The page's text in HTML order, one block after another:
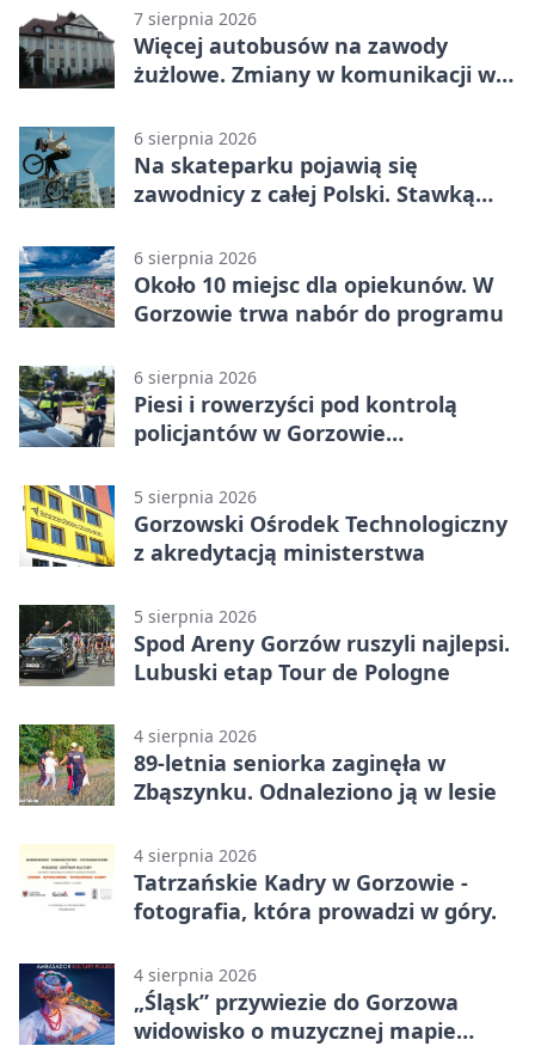
7 sierpnia 2026
Więcej autobusów na zawody
żużlowe. Zmiany w komunikacji w
6 sierpnia 2026
Na skateparku pojawią się
zawodnicy z całej Polski. Stawką
6 sierpnia 2026
Około 10 miejsc dla opiekunów. W
Gorzowie trwa nabór do programu
6 sierpnia 2026
Piesi i rowerzyści pod kontrolą
policjantów w Gorzowie
5 sierpnia 2026
Gorzowski Ośrodek Technologiczny
z akredytacją ministerstwa
5 sierpnia 2026
Spod Areny Gorzów ruszyli najlepsi.
Lubuski etap Tour de Pologne
4 sierpnia 2026
89-letnia seniorka zaginęła w
Zbąszynku. Odnaleziono ją w lesie
4 sierpnia 2026
Tatrzańskie Kadry w Gorzowie -
fotografia, która prowadzi w góry.
4 sierpnia 2026
„Śląsk” przywiezie do Gorzowa
widowisko o muzycznej mapie